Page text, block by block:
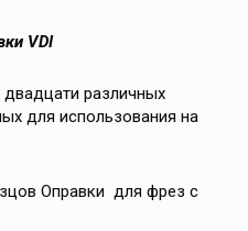
VDI
двадцати различных
для использования на
Оправки для фрез с